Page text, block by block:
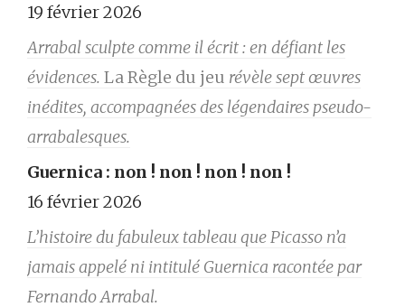
19 février 2026
Arrabal sculpte comme il écrit : en défiant les
évidences. La Règle du jeu révèle sept œuvres
inédites, accompagnées des légendaires pseudo-
arrabalesques.
Guernica : non ! non ! non ! non !
16 février 2026
L’histoire du fabuleux tableau que Picasso n’a
jamais appelé ni intitulé Guernica racontée par
Fernando Arrabal.